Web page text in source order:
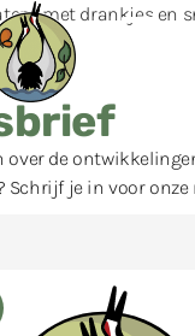
met drankjes en
over de
Schrijf je in voor